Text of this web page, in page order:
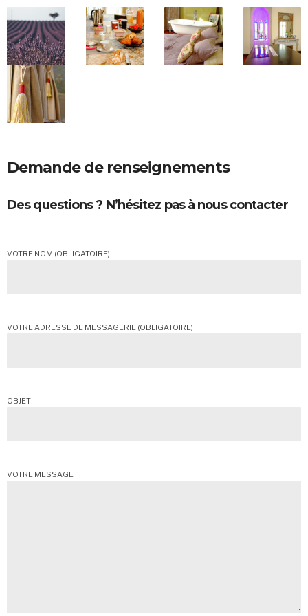
Demande de renseignements
Des questions ? N’hésitez pas à nous contacter
VOTRE NOM (OBLIGATOIRE)
VOTRE ADRESSE DE MESSAGERIE (OBLIGATOIRE)
OBJET
VOTRE MESSAGE